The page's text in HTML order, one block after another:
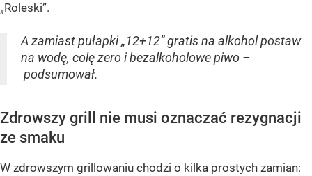
„Roleski”.
A zamiast pułapki „12+12” gratis na alkohol postaw
na wodę, colę zero i bezalkoholowe piwo –
podsumował.
Zdrowszy grill nie musi oznaczać rezygnacji
ze smaku
W zdrowszym grillowaniu chodzi o kilka prostych zamian: